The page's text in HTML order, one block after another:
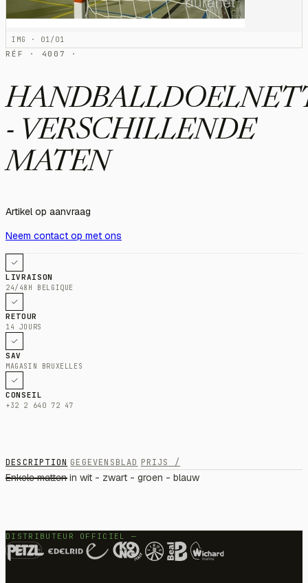
IMG · 01/01
RÉF · 4007 ·
- VERSCHILLENDE
MATEN
Artikel op aanvraag
Neem contact op met ons
LIVRAISON
24/48H BELGIQUE
RETOUR
14 JOURS
SAV
MAGASIN BRUXELLES
CONSEIL
+32 2 640 72 47
DESCRIPTION GEGEVENSBLAD PRIJS /
Enkele matten in wit - zwart - groen - blauw
DISTRIBUTEUR OFFICIEL —